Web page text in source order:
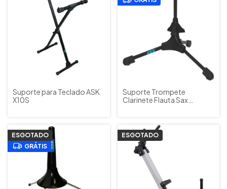
Suporte para Teclado ASK
X10S
Suporte Trompete
Clarinete Flauta Sax
ESGOTADO
GRÁTIS
ESGOTADO